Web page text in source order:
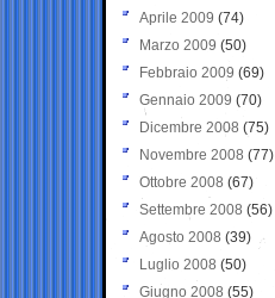
Aprile 2009 (74)
Marzo 2009 (50)
Febbraio 2009 (69)
Gennaio 2009 (70)
Dicembre 2008 (75)
Novembre 2008 (77)
Ottobre 2008 (67)
Settembre 2008 (56)
Agosto 2008 (39)
Luglio 2008 (50)
Giugno 2008 (55)